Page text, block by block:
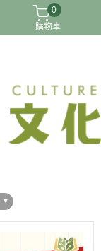
0
購物車